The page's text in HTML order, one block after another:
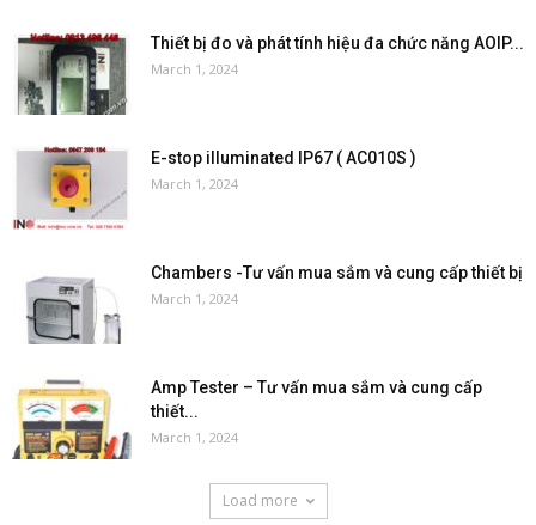
Thiết bị đo và phát tính hiệu đa chức năng AOIP...
March 1, 2024
E-stop illuminated IP67 ( AC010S )
March 1, 2024
Chambers -Tư vấn mua sắm và cung cấp thiết bị
March 1, 2024
Amp Tester – Tư vấn mua sắm và cung cấp
thiết...
March 1, 2024
Load more